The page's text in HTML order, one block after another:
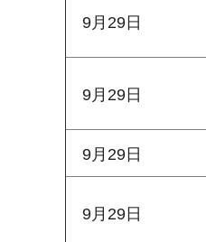
9月29日
9月29日
9月29日
9月29日